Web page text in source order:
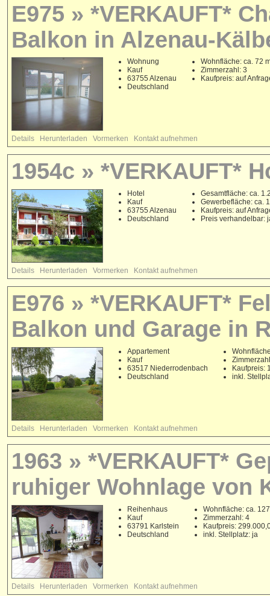
E975 » *VERKAUFT*
Balkon in Alzenau-
Wohnung
Kauf
63755 Alzenau
Deutschland
Wohnfläche: ca. 72
Zimmerzahl: 3
Kaufpreis: auf
Details Herunterladen Vormerken Kontakt aufnehmen
1954c » *VERKAUFT*
Hotel
Kauf
63755 Alzenau
Deutschland
Gesamtfläche: ca.
Gewerbefläche: ca.
Kaufpreis: auf
Preis verhandelbar:
Details Herunterladen Vormerken Kontakt aufnehmen
E976 » *VERKAUFT*
Balkon und Garage in
Appartement
Kauf
63517 Niederrodenbach
Deutschland
Kaufpreis:
inkl.
Details Herunterladen Vormerken Kontakt aufnehmen
1963 » *VERKAUFT*
ruhiger Wohnlage von
Reihenhaus
Kauf
63791 Karlstein
Deutschland
Wohnfläche: ca. 127
Zimmerzahl: 4
Kaufpreis:
inkl. Stellplatz: ja
Details Herunterladen Vormerken Kontakt aufnehmen